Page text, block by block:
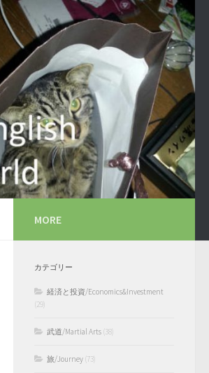
MORE
カテゴリー
経済と投資/Economics&Investment
(29)
武道/Martial Arts (38)
旅/Journey (73)